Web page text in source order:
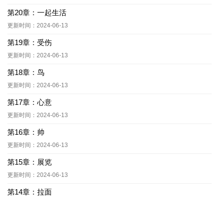
第20章：一起生活
更新时间：2024-06-13
第19章：受伤
更新时间：2024-06-13
第18章：鸟
更新时间：2024-06-13
第17章：心意
更新时间：2024-06-13
第16章：帅
更新时间：2024-06-13
第15章：展览
更新时间：2024-06-13
第14章：拉面